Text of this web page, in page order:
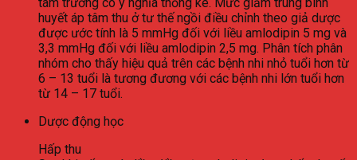
huyết áp tâm thu ở tư thế ngồi điều chỉnh theo giả dược
được ước tính là 5 mmHg đối với liều amlodipin 5 mg và
3,3 mmHg đối với liều amlodipin 2,5 mg. Phân tích phân
nhóm cho thấy hiệu quả trên các bệnh nhi nhỏ tuổi hơn từ
6 – 13 tuổi là tương đương với các bệnh nhi lớn tuổi hơn
từ 14 – 17 tuổi.
Dược động học
Hấp thu